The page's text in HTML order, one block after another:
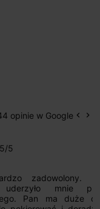
opinie w Google keyboard_arrow_left keyboard_arrow_right
wszystkim od
podejście
i potrafi